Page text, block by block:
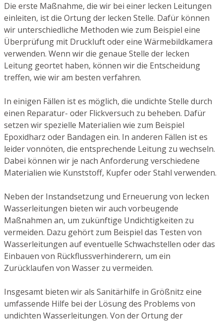
Die erste Maßnahme, die wir bei einer lecken Leitungen
einleiten, ist die Ortung der lecken Stelle. Dafür können
wir unterschiedliche Methoden wie zum Beispiel eine
Überprüfung mit Druckluft oder eine Wärmebildkamera
verwenden. Wenn wir die genaue Stelle der lecken
Leitung geortet haben, können wir die Entscheidung
treffen, wie wir am besten verfahren.
In einigen Fällen ist es möglich, die undichte Stelle durch
einen Reparatur- oder Flickversuch zu beheben. Dafür
setzen wir spezielle Materialien wie zum Beispiel
Epoxidharz oder Bandagen ein. In anderen Fällen ist es
leider vonnöten, die entsprechende Leitung zu wechseln.
Dabei können wir je nach Anforderung verschiedene
Materialien wie Kunststoff, Kupfer oder Stahl verwenden.
Neben der Instandsetzung und Erneuerung von lecken
Wasserleitungen bieten wir auch vorbeugende
Maßnahmen an, um zukünftige Undichtigkeiten zu
vermeiden. Dazu gehört zum Beispiel das Testen von
Wasserleitungen auf eventuelle Schwachstellen oder das
Einbauen von Rückflussverhinderern, um ein
Zurücklaufen von Wasser zu vermeiden.
Insgesamt bieten wir als Sanitärhilfe in Größnitz eine
umfassende Hilfe bei der Lösung des Problems von
undichten Wasserleitungen. Von der Ortung der